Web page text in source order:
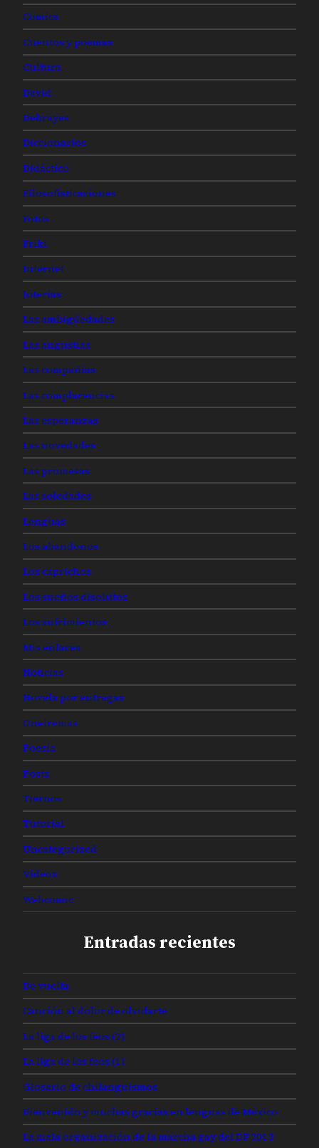
Comics
Cuentos y poemas
Cultura
David
Debrayes
Diccionarios
Didáctico
Filosofisticaciones
Fotos
Friki
Internet
Joterías
Las ambigüedades
Las angustias
Las compañías
Las complacencias
Las esperanzas
Las novedades
Las promesas
Las soledades
Lenguas
Los abandonos
Los caprichos
Los sueños disolutos
Los sufrimientos
Mis enlaces
Noticias
Novela por entregas
Oneiremas
Poesía
Posts
Tiernos
Tutorial
Uncategorized
Videos
Webcomic
Entradas recientes
De vuelta
Canción al dolor de olvidarte
La liga de los feos (2)
La liga de los feos (1)
Glosario de chilanguismos
Bienvenido y muchas gracias en lenguas de México
La mala organización de la marcha gay del DF 2013